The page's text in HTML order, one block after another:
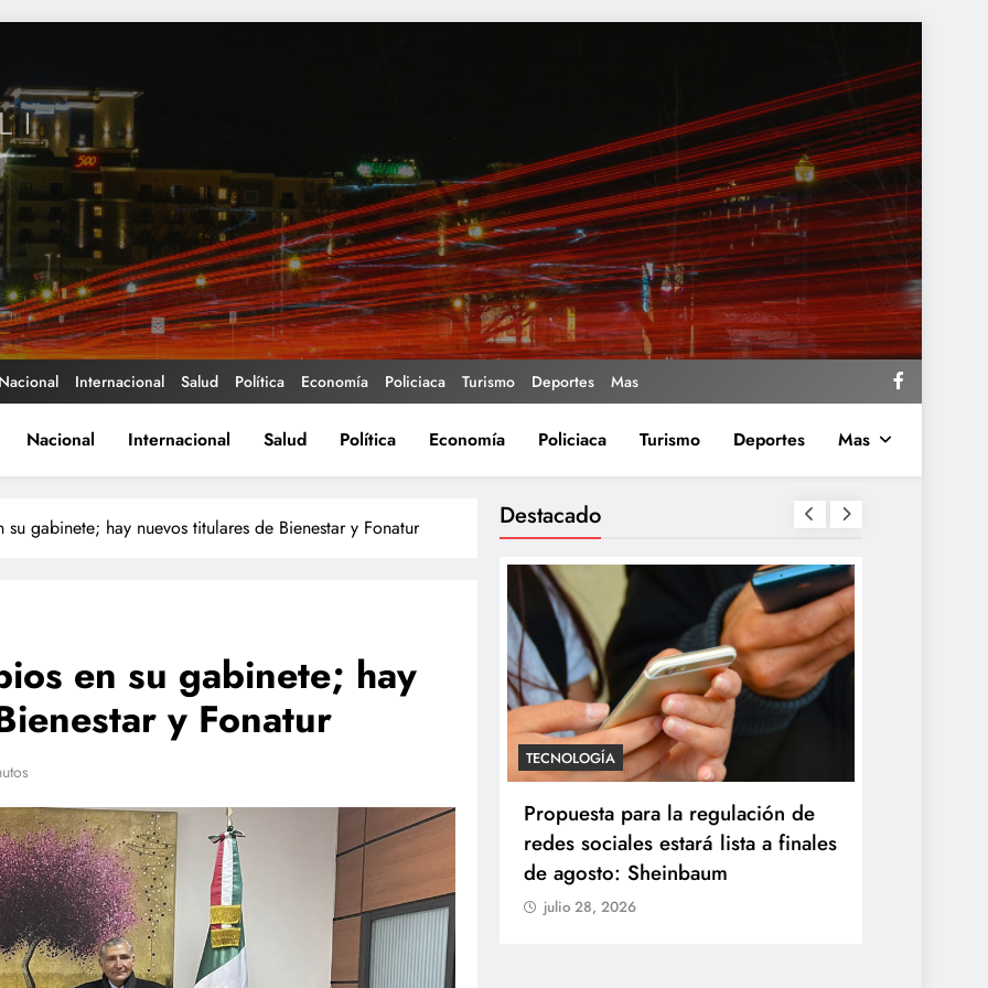
Nacional Internacional Salud Política Economía Policiaca Turismo Deportes Mas
Nacional Internacional Salud Política Economía Policiaca Turismo Deportes Mas
gabinete; hay nuevos titulares de Bienestar y Fonatur
en su gabinete; hay
y Fonatur
Destacado
sandbox
plan
Investigan a sujeto que dio
cerveza a un caballo en Puebla
julio 28, 2026
SALUD
México confirma 33 casos de
ciclosporiasis y rechaza ser
origen del brote de diarrea
explosiva